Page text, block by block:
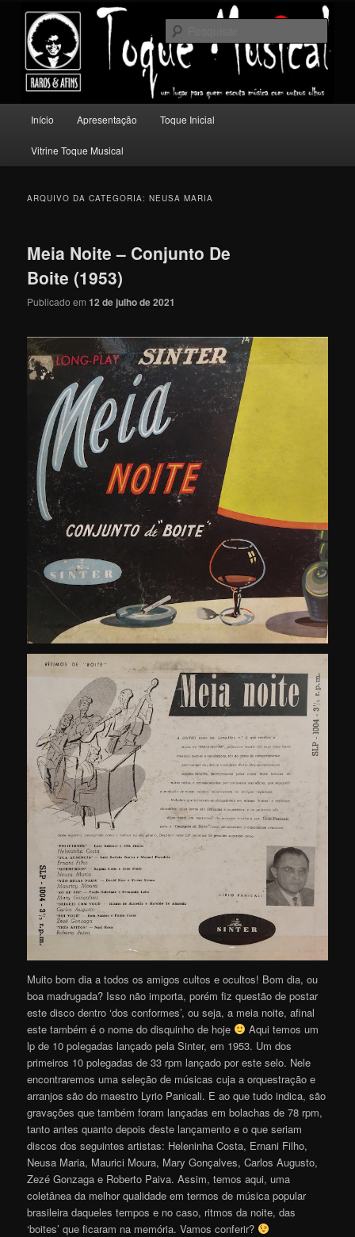
conteúdo
principal
conteúdo
secundário
Toque Musical
Um lugar para quem escuta música com outros olhos.
principal
Início Apresentação Toque Inicial
Vitrine Toque Musical
ARQUIVO DA CATEGORIA:NEUSA MARIA
Meia Noite – Conjunto De
Boite (1953)
Publicado em12 de julho de 2021
Muito bom dia a todos os amigos cultos e ocultos! Bom dia, ou
boa madrugada? Isso não importa, porém fiz questão de postar
este disco dentro ‘dos conformes’, ou seja, a meia noite, afinal
este também é o nome do disquinho de hoje
Aqui temos um
lp de 10 polegadas lançado pela Sinter, em 1953. Um dos
primeiros 10 polegadas de 33 rpm lançado por este selo. Nele
encontraremos uma seleção de músicas cuja a orquestração e
arranjos são do maestro Lyrio Panicali. E ao que tudo indica, são
gravações que também foram lançadas em bolachas de 78 rpm,
tanto antes quanto depois deste lançamento e o que seriam
discos dos seguintes artistas: Heleninha Costa, Ernani Filho,
Neusa Maria, Maurici Moura, Mary Gonçalves, Carlos Augusto,
Zezé Gonzaga e Roberto Paiva. Assim, temos aqui, uma
coletânea da melhor qualidade em termos de música popular
brasileira daqueles tempos e no caso, ritmos da noite, das
‘boites’ que ficaram na memória. Vamos conferir?